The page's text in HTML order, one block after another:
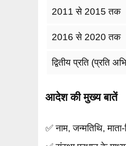
2011 से 2015 तक
2016 से 2020 तक
द्वितीय प्रति (प्रति
आदेश की मुख्य बातें
✅ नाम, जन्मतिथि,